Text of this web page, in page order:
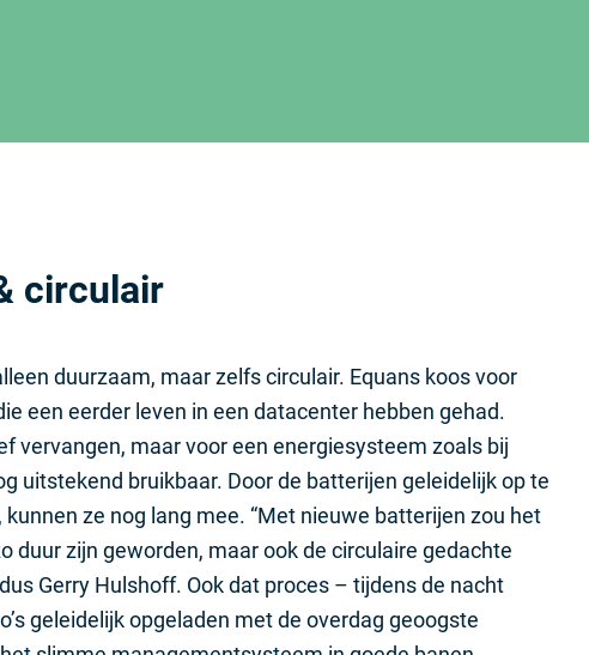
circulair
duurzaam, maar zelfs circulair. Equans koos voor
een eerder leven in een datacenter hebben gehad.
vervangen, maar voor een energiesysteem zoals bij
uitstekend bruikbaar. Door de batterijen geleidelijk op te
ze nog lang mee. “Met nieuwe batterijen zou het
duur zijn geworden, maar ook de circulaire gedachte
Gerry Hulshoff. Ook dat proces – tijdens de nacht
geleidelijk opgeladen met de overdag geoogste